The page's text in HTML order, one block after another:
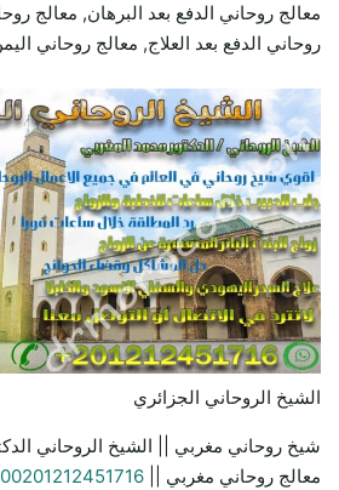
معالج روحاني الدفع بعد البرهان, معالج
روحاني الدفع بعد العلاج, معالج روحاني
الشيخ الروحاني الجزائري
شيخ روحاني مغربي || الشيخ الروحاني
معالج روحاني مغربي || 00201212451716